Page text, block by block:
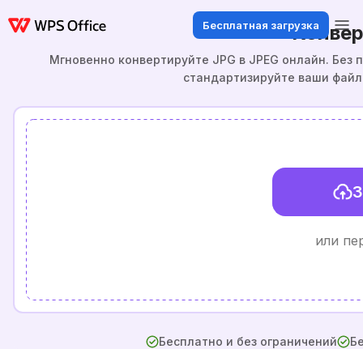
Бесплатная загрузка
Мгновенно конвертируйте JPG в JPEG онлайн. Без
стандартизируйте ваши
или
Бесплатно и без ограничений